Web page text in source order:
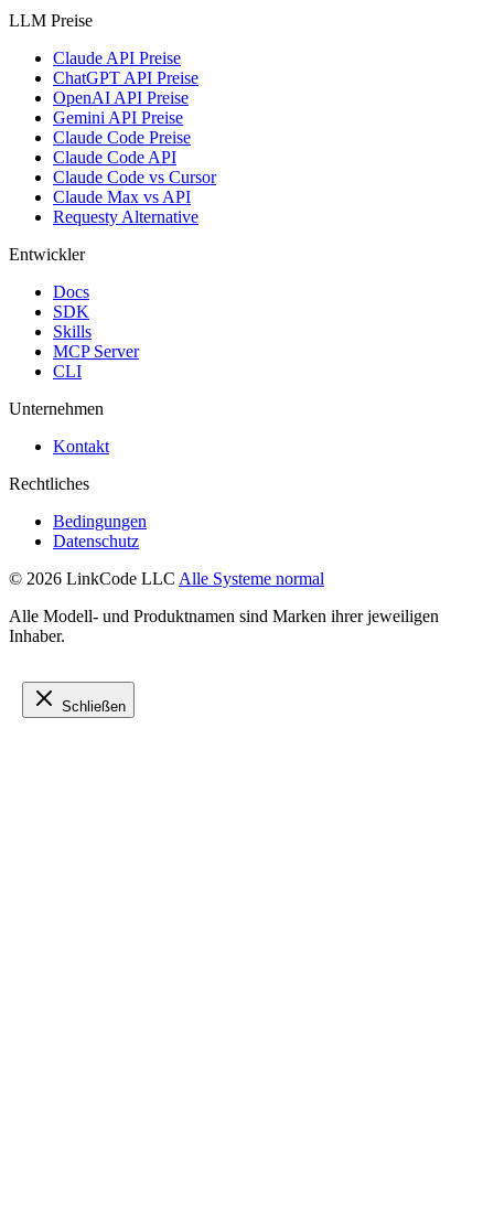
LLM Preise
Claude API Preise
ChatGPT API Preise
OpenAI API Preise
Gemini API Preise
Claude Code Preise
Claude Code API
Claude Code vs Cursor
Claude Max vs API
Requesty Alternative
Entwickler
Docs
SDK
Skills
MCP Server
CLI
Unternehmen
Kontakt
Rechtliches
Bedingungen
Datenschutz
© 2026 LinkCode LLC Alle Systeme normal
Alle Modell- und Produktnamen sind Marken ihrer jeweiligen
Inhaber.
Schließen